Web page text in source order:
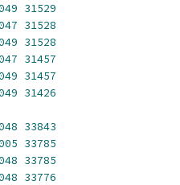
31529
31528
31528
31457
31457
31426
33843
33785
33785
33776